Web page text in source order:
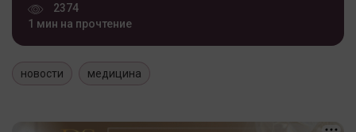
2374
1 мин на прочтение
новости медицина